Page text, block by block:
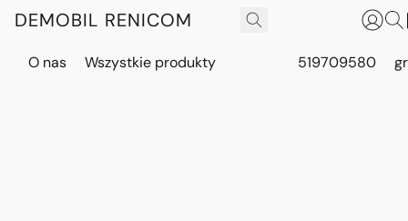
DEMOBIL RENICOM
O nas Wszystkie produkty 519709580